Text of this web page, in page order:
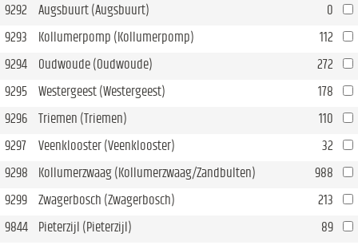
9292 Augsbuurt (Augsbuurt)
0
9293
Kollumerpomp (Kollumerpomp)
112
9294
Oudwoude (Oudwoude)
272
9295
Westergeest (Westergeest)
178
9296
Triemen (Triemen)
110
9297
Veenklooster (Veenklooster)
32
9298
Kollumerzwaag (Kollumerzwaag/Zandbulten)
988
9299
Zwagerbosch (Zwagerbosch)
213
9844
Pieterzijl (Pieterzijl)
89